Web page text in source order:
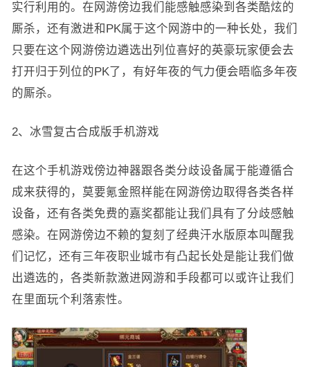
实行利用的。在网游傍边我们能感触感染到各类酷炫的
厮杀，还有激进和PK属于这个网游中的一种长处，我们
只要在这个网游傍边遴选出列位喜好的英豪玩家便会去
打开归于列位的PK了，有好年夜的气力便会晤临多年夜
的厮杀。
2、冰雪复古合成版手机游戏
在这个手机游戏傍边神器跟各类分歧设备属于能遵循合
成来获得的，莫要氪金照样能在网游傍边取得各类各样
设备，还有各类免费的嘉奖都能让我们具有了分歧感触
感染。在网游傍边不赖的复刻了经典汗水版原本叫醒我
们记忆，还有三年夜职业城市有凸起长处是能让我们做
出遴选的，各类新款激进网游和手段都可以或许让我们
在里面玩个利落索性。